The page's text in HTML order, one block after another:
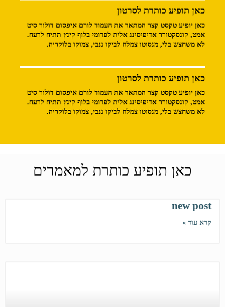
כאן תופיע כותרת לסרטון
כאן יופיע טקסט קצר המתאר את העמוד לורם איפסום דולור סיט
אמט, קונסקטורר אדיפיסינג אלית לפרומי בלוף קינץ תתיח לרעח.
לא משחצש בלי, מנסוטו צמלח לביקו ננבי, צמוקו בלוקריה.
כאן תופיע כותרת לסרטון
כאן יופיע טקסט קצר המתאר את העמוד לורם איפסום דולור סיט
אמט, קונסקטורר אדיפיסינג אלית לפרומי בלוף קינץ תתיח לרעח.
לא משחצש בלי, מנסוטו צמלח לביקו ננבי, צמוקו בלוקריה.
כאן תופיע כותרת למאמרים
new post
קרא עוד »